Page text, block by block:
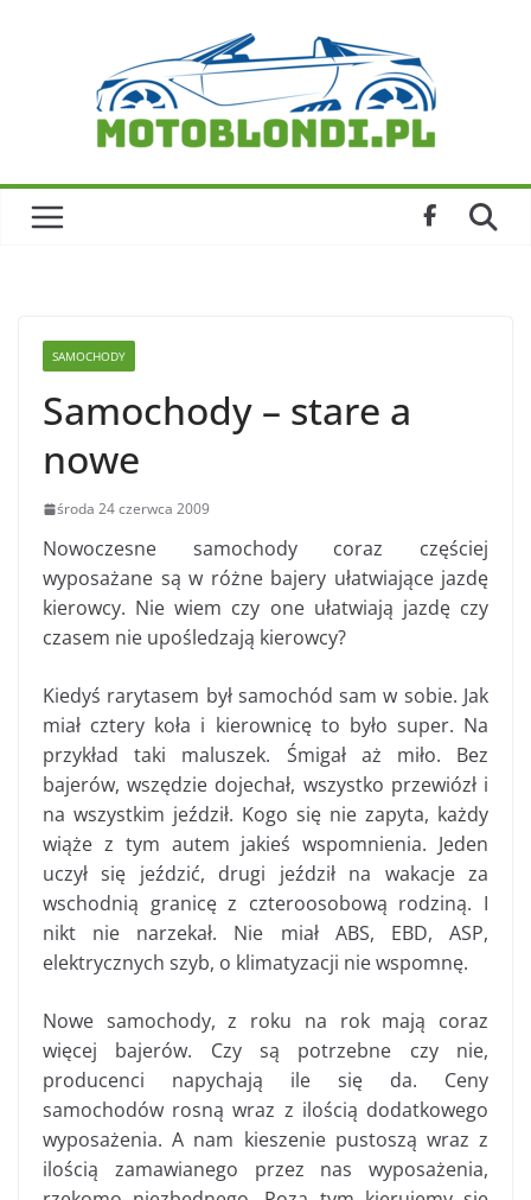
SAMOCHODY
Samochody – stare a
nowe
środa 24 czerwca 2009
Nowoczesne samochody coraz częściej
wyposażane są w różne bajery ułatwiające jazdę
kierowcy. Nie wiem czy one ułatwiają jazdę czy
czasem nie upośledzają kierowcy?
Kiedyś rarytasem był samochód sam w sobie. Jak
miał cztery koła i kierownicę to było super. Na
przykład taki maluszek. Śmigał aż miło. Bez
bajerów, wszędzie dojechał, wszystko przewiózł i
na wszystkim jeździł. Kogo się nie zapyta, każdy
wiąże z tym autem jakieś wspomnienia. Jeden
uczył się jeździć, drugi jeździł na wakacje za
wschodnią granicę z czteroosobową rodziną. I
nikt nie narzekał. Nie miał ABS, EBD, ASP,
elektrycznych szyb, o klimatyzacji nie wspomnę.
Nowe samochody, z roku na rok mają coraz
więcej bajerów. Czy są potrzebne czy nie,
producenci napychają ile się da. Ceny
samochodów rosną wraz z ilością dodatkowego
wyposażenia. A nam kieszenie pustoszą wraz z
ilością zamawianego przez nas wyposażenia,